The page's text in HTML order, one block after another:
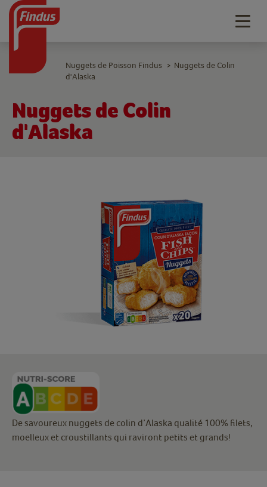
Nuggets de Colin
d'Alaska
Nuggets de Poisson Findus > Nuggets de Colin
d'Alaska
De savoureux nuggets de colin d’Alaska qualité 100% filets,
moelleux et croustillants qui raviront petits et grands!